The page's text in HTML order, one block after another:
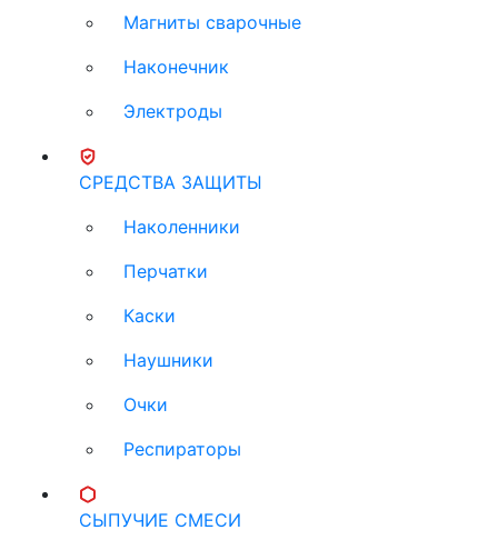
Магниты сварочные
Наконечник
Электроды
СРЕДСТВА ЗАЩИТЫ
Наколенники
Перчатки
Каски
Наушники
Очки
Респираторы
СЫПУЧИЕ СМЕСИ